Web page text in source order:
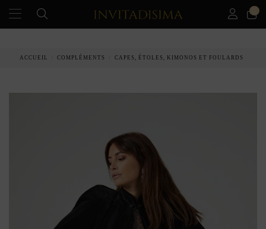
ACCUEIL COMPLÉMENTS CAPES, ÉTOLES, KIMONOS ET FOULARDS